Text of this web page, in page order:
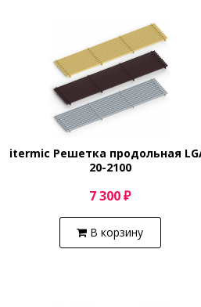
itermic Решетка продольная
20-2100
7 300 ₽
В корзину